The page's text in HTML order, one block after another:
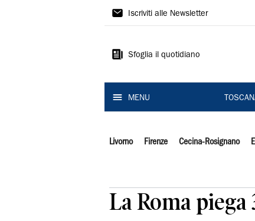
Il
Iscriviti alle Newsletter
Sfoglia il quotidiano
MENU
Livorno Firenze Cecina-Rosignano
La Roma